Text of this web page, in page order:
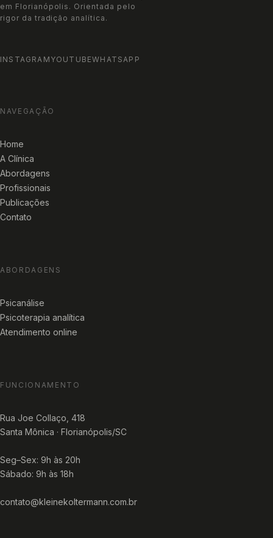
em Florianópolis. Orientada pelo
rigor da tradição analítica.
INSTAGRAM YOUTUBEWHATSAPP
NAVEGAÇÃO
Home
A Clínica
Abordagens
Profissionais
Publicações
Contato
ABORDAGENS
Psicanálise
Psicoterapia analítica
Atendimento online
FUNCIONAMENTO
Rua Joe Collaço, 418
Santa Mônica · Florianópolis/SC
Seg–Sex: 9h às 20h
Sábado: 9h às 18h
contato@kleinekoltermann.com.br